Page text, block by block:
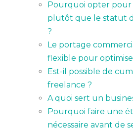
Pourquoi opter pour
plutôt que le statut
?
Le portage
flexible pour
Est-il possible de
freelance ?
A quoi sert un
Pourquoi faire une
nécessaire avant de